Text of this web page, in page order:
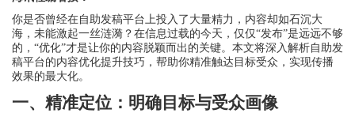
你是否曾经在自助发稿平台上投入了大量精力，内容却如石沉大
海，未能激起一丝涟漪？在信息过载的今天，仅仅“发布”是远远不够
的，“优化”才是让你的内容脱颖而出的关键。本文将深入解析自助发
稿平台的内容优化提升技巧，帮助你精准触达目标受众，实现传播
效果的最大化。
一、精准定位：明确目标与受众画像